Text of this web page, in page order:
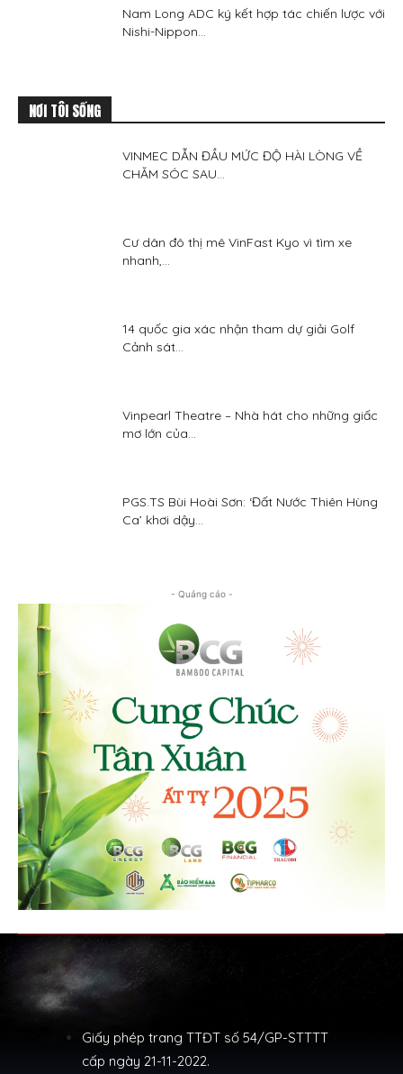
Nam Long ADC ký kết hợp tác chiến lược với
Nishi-Nippon...
NƠI TÔI SỐNG
VINMEC DẪN ĐẦU MỨC ĐỘ HÀI LÒNG VỀ
CHĂM SÓC SAU...
Cư dân đô thị mê VinFast Kyo vì tìm xe
nhanh,...
14 quốc gia xác nhận tham dự giải Golf
Cảnh sát...
Vinpearl Theatre – Nhà hát cho những giấc
mơ lớn của...
PGS.TS Bùi Hoài Sơn: ‘Đất Nước Thiên Hùng
Ca’ khơi dậy...
- Quảng cáo -
Giấy phép trang TTĐT số 54/GP-STTTT
cấp ngày 21-11-2022.